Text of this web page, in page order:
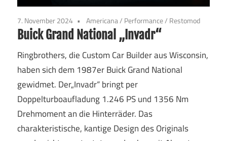
7. November 2024 Americana/ Performance/ Restomod
Buick Grand National „Invadr“
Ringbrothers, die Custom Car Builder aus Wisconsin,
haben sich dem 1987er Buick Grand National
gewidmet. Der„Invadr“ bringt per
Doppelturboaufladung 1.246 PS und 1356 Nm
Drehmoment an die Hinterräder. Das
charakteristische, kantige Design des Originals